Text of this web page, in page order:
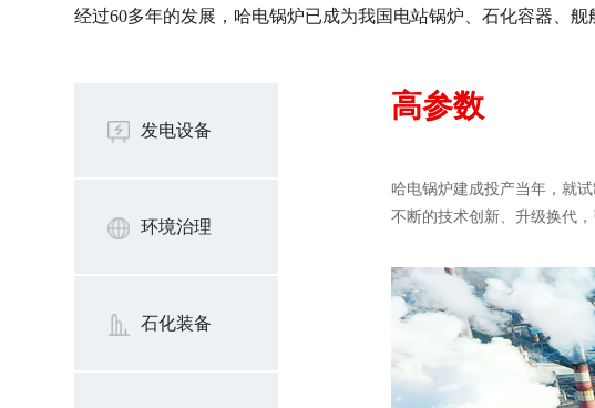
经过60多年的发展，哈电锅炉已成为我国电站锅炉、石化容器、
发电设备
环境治理
石化装备
高参数
哈电锅炉建成投产当年，就
不断的技术创新、升级换代